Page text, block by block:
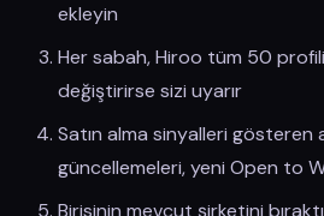
ekleyin
Her sabah, Hiroo tüm 50
değiştirirse sizi uyarır
Satın alma sinyalleri gösteren
güncellemeleri, yeni Open to
Birisinin mevcut şirketini